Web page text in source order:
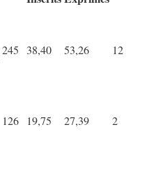
245 38,40 53,26 12
126 19,75 27,39 2